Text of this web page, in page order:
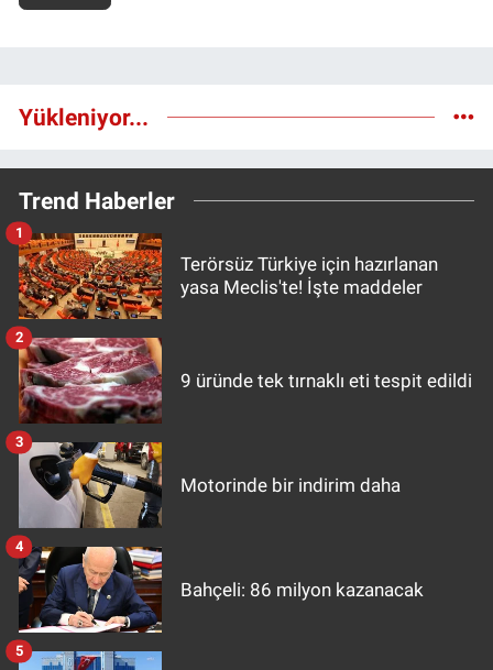
Yükleniyor...
Trend Haberler
Terörsüz Türkiye için hazırlanan
yasa Meclis'te! İşte maddeler
1
9 üründe tek tırnaklı eti tespit edildi
2
Motorinde bir indirim daha
3
Bahçeli: 86 milyon kazanacak
4
5